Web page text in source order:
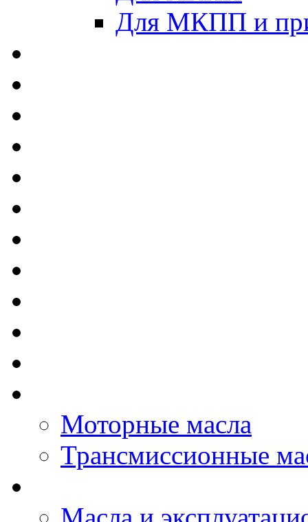
Для МКПП и
Моторные масла
Трансмиссионные